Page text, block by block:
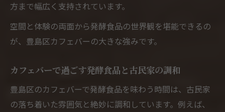
方まで幅広く支持されています。
空間と体験の両面から発酵食品の世界観を堪能できるの
が、豊島区カフェバーの大きな強みです。
カフェバーで過ごす発酵食品と古民家の調和
豊島区のカフェバーで発酵食品を味わう時間は、古民家
の落ち着いた雰囲気と絶妙に調和しています。例えば、